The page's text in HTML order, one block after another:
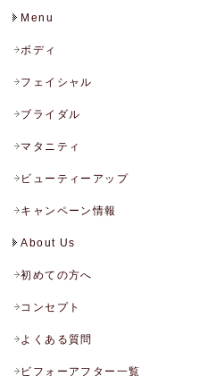
Menu
ボディ
フェイシャル
ブライダル
マタニティ
ビューティーアップ
キャンペーン情報
About Us
初めての方へ
コンセプト
よくある質問
ビフォーアフター一覧